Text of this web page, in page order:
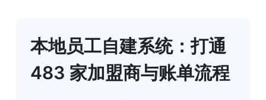
本地员工自建系统：打通
483 家加盟商与账单流程